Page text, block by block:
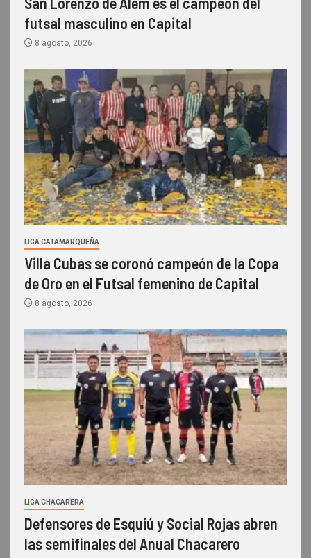
futsal masculino en Capital
8 agosto, 2026
LIGA CATAMARQUEÑA
Villa Cubas se coronó campeón de la Copa
de Oro en el Futsal femenino de Capital
8 agosto, 2026
LIGA CHACARERA
Defensores de Esquiú y Social Rojas abren
las semifinales del Anual Chacarero